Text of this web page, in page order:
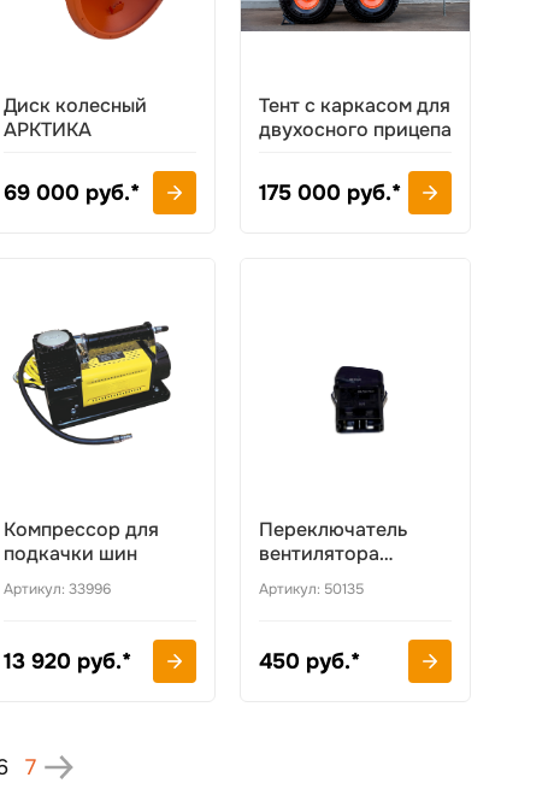
Диск колесный
АРКТИКА
69 000 руб.*
Тент с каркасом для
двухосного прицепа
175 000 руб.*
Компрессор для
подкачки шин
Артикул: 33996
13 920 руб.*
Переключатель
вентилятора
отопителя
ПКл08.157.12.з
Артикул: 50135
450 руб.*
7